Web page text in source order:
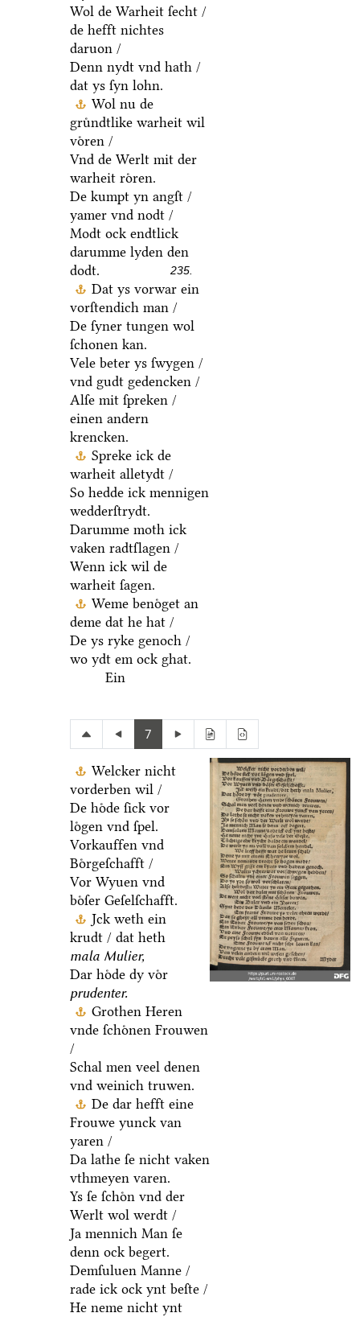
Wol de Warheit ſecht /
de hefft nichtes
daruon /
Denn nydt vnd hath /
dat ys ſyn lohn.
Wol nu de
gruͤndtlike warheit wil
voͤren /
Vnd de Werlt mit der
warheit roͤren.
De kumpt yn angſt /
yamer vnd nodt /
Modt ock endtlick
darumme lyden den
dodt.
235.
Dat ys vorwar ein
vorſtendich man /
De ſyner tungen wol
ſchonen kan.
Vele beter ys ſwygen /
vnd gudt gedencken /
Alſe mit ſpreken /
einen andern
krencken.
Spreke ick de
warheit alletydt /
So hedde ick mennigen
wedderſtrydt.
Darumme moth ick
vaken radtſlagen /
Wenn ick wil de
warheit ſagen.
Weme benoͤget an
deme dat he hat /
De ys ryke genoch /
wo ydt em ock ghat.
Ein
7
Welcker nicht
vorderben wil /
De hoͤde ſick vor
loͤgen vnd ſpel.
Vorkauffen vnd
Boͤrgeſchafft /
Vor Wyuen vnd
boͤſer Geſelſchafft.
Jck weth ein
krudt / dat heth
mala Mulier,
Dar hoͤde dy voͤr
prudenter.
Grothen Heren
vnde ſchoͤnen Frouwen
/
Schal men veel denen
vnd weinich truwen.
De dar hefft eine
Frouwe yunck van
yaren /
Da lathe ſe nicht vaken
vthmeyen varen.
Ys ſe ſchoͤn vnd der
Werlt wol werdt /
Ja mennich Man ſe
denn ock begert.
Demſuluen Manne /
rade ick ock ynt beſte /
He neme nicht ynt